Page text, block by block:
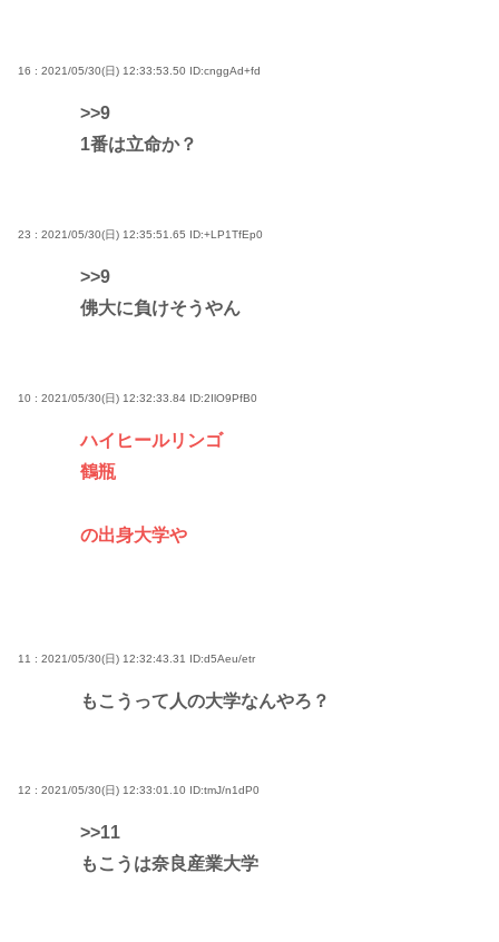
16 : 2021/05/30(日) 12:33:53.50 ID:cnggAd+fd
>>9
1番は立命か？
23 : 2021/05/30(日) 12:35:51.65 ID:+LP1TfEp0
>>9
佛大に負けそうやん
10 : 2021/05/30(日) 12:32:33.84 ID:2IlO9PfB0
ハイヒールリンゴ
鶴瓶
の出身大学や
11 : 2021/05/30(日) 12:32:43.31 ID:d5Aeu/etr
もこうって人の大学なんやろ？
12 : 2021/05/30(日) 12:33:01.10 ID:tmJ/n1dP0
>>11
もこうは奈良産業大学